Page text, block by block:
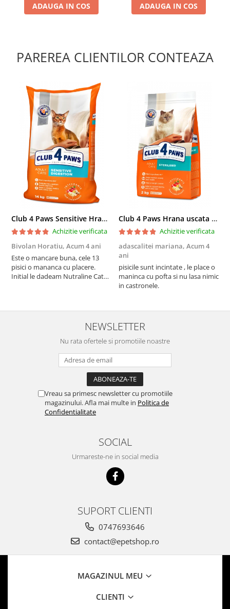
ADAUGA IN COS ADAUGA IN COS
PAREREA CLIENTILOR CONTEAZA
Club 4 Paws Sensitive Hrana uscata pisici adulte, 14kg
Achizitie verificata
Bivolan Horatiu, Acum 4 ani
Este o mancare buna, cele 13
pisici o mananca cu placere.
Initial le dadeam Nutraline Cat
nu o mananca cu placere. Eu
sunt multumit si voi continua cu
Club 4 Paws Hrana uscata pisici sterilizate, 2kg
Achizitie verificata
adascalitei mariana, Acum 4
ani
pisicile sunt incintate , le place o
maninca cu pofta si nu lasa nimic
in castronele.
NEWSLETTER
Nu rata ofertele si promotiile noastre
Vreau sa primesc newsletter cu promotiile
magazinului. Afla mai multe in Politica de
Confidentialitate
SOCIAL
Urmareste-ne in social media
SUPORT CLIENTI
0747693646
contact@epetshop.ro
MAGAZINUL MEU
CLIENTI